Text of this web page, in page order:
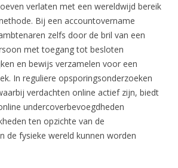
verlaten met een wereldwijd bereik
Bij een accountovername
zelfs door de bril van een
met toegang tot besloten
en bewijs verzamelen voor een
In reguliere opsporingsonderzoeken
verdachten online actief zijn, biedt
undercoverbevoegdheden
ten opzichte van de
de fysieke wereld kunnen worden